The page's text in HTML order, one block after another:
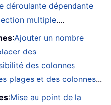
déroulante dépendante
multiple....
:Ajouter un nombre
des
des colonnes
plages et des colonnes...
:Mise au point de la